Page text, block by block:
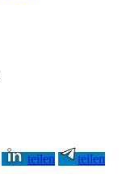
teilen
teilen